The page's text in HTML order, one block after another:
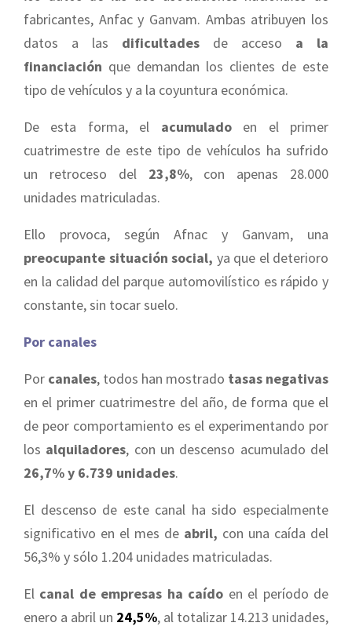
fabricantes, Anfac y Ganvam. Ambas atribuyen los
datos a las dificultades de acceso a la
financiación que demandan los clientes de este
tipo de vehículos y a la coyuntura económica.
De esta forma, el acumuladoen el primer
cuatrimestre de este tipo de vehículos ha sufrido
un retroceso del 23,8%, con apenas 28.000
unidades matriculadas.
Ello provoca, según Afnac y Ganvam, una
preocupante situación social, ya que el deterioro
en la calidad del parque automovilístico es rápido y
constante, sin tocar suelo.
Por canales
Por canales, todos han mostrado tasas negativas
en el primer cuatrimestre del año, de forma que el
de peor comportamiento es el experimentando por
los alquiladores, con un descenso acumulado del
26,7% y 6.739 unidades.
El descenso de este canal ha sido especialmente
significativo en el mes de abril, con una caída del
56,3% y sólo 1.204 unidades matriculadas.
El canal de empresas ha caído en el período de
enero a abril un 24,5%, al totalizar 14.213 unidades,